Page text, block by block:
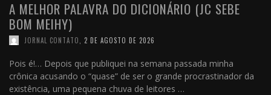
A MELHOR PALAVRA DO DICIONÁRIO (JC SEBE
BOM MEIHY)
JORNAL CONTATO 2 DE AGOSTO DE 2026
Pois é!… Depois que publiquei na semana passada minha
crônica acusando o “quase” de ser o grande procrastinador da
existência, uma pequena chuva de leitores …